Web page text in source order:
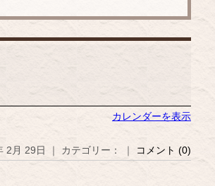
カレンダーを表示
2月 29日 ｜ カテゴリー： ｜ コメント (0)